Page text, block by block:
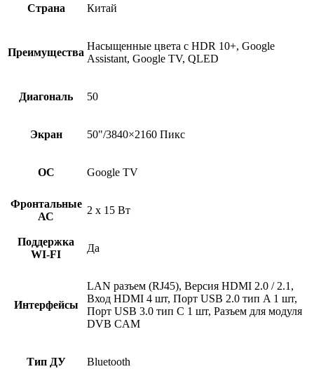
Страна Китай
Преимущества
Насыщенные цвета с HDR 10+, Google
Assistant, Google TV, QLED
Диагональ 50
Экран 50"/3840×2160 Пикс
ОС Google TV
Фронтальные
АС
2 x 15 Вт
Поддержка
WI-FI
Да
Интерфейсы
LAN разъем (RJ45), Версия HDMI 2.0 / 2.1,
Вход HDMI 4 шт, Порт USB 2.0 тип A 1 шт,
Порт USB 3.0 тип C 1 шт, Разъем для модуля
DVB CAM
Тип ДУ Bluetooth